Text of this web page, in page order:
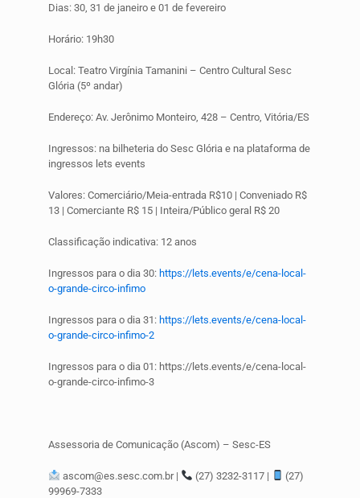
Dias: 30, 31 de janeiro e 01 de fevereiro
Horário: 19h30
Local: Teatro Virgínia Tamanini – Centro Cultural Sesc
Glória (5º andar)
Endereço: Av. Jerônimo Monteiro, 428 – Centro, Vitória/ES
Ingressos: na bilheteria do Sesc Glória e na plataforma de
ingressos lets events
Valores: Comerciário/Meia-entrada R$10 | Conveniado R$
13 | Comerciante R$ 15 | Inteira/Público geral R$ 20
Classificação indicativa: 12 anos
Ingressos para o dia 30: https://lets.events/e/cena-local-
o-grande-circo-infimo
Ingressos para o dia 31: https://lets.events/e/cena-local-
o-grande-circo-infimo-2
Ingressos para o dia 01: https://lets.events/e/cena-local-
o-grande-circo-infimo-3
Assessoria de Comunicação (Ascom) – Sesc-ES
ascom@es.sesc.com.br | (27) 3232-3117 |
(27)
99969-7333